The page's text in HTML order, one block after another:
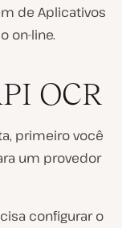
de Aplicativos
on-line.
OCR
primeiro você
um provedor
configurar o